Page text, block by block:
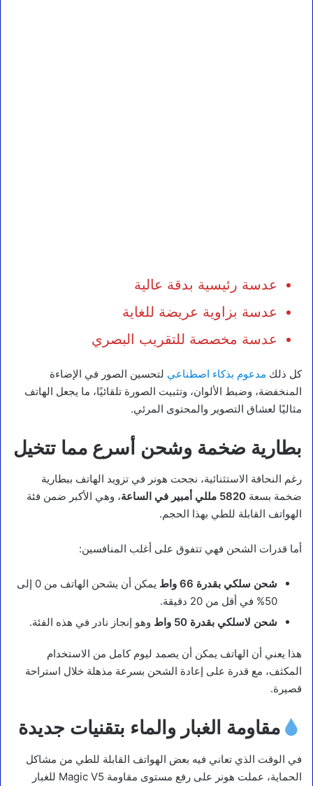
عدسة رئيسية بدقة عالية
عدسة بزاوية عريضة للغاية
عدسة مخصصة للتقريب البصري
كل ذلك مدعوم بذكاء اصطناعي لتحسين الصور في الإضاءة
المنخفضة، وضبط الألوان، وتثبيت الصورة تلقائيًا، ما يجعل الهاتف
مثاليًا لعشاق التصوير والمحتوى المرئي.
بطارية ضخمة وشحن أسرع مما تتخيل
رغم النحافة الاستثنائية، نجحت هونر في تزويد الهاتف ببطارية
ضخمة بسعة 5820 مللي أمبير في الساعة
، وهي الأكبر ضمن فئة
الهواتف القابلة للطي بهذا الحجم.
أما قدرات الشحن فهي تتفوق على أغلب المنافسين:
شحن سلكي بقدرة 66 واط
يمكن أن يشحن الهاتف من 0 إلى
50% في أقل من 20 دقيقة.
شحن لاسلكي بقدرة 50 واط
وهو إنجاز نادر في هذه الفئة.
هذا يعني أن الهاتف يمكن أن يصمد ليوم كامل من الاستخدام
المكثف، مع قدرة على إعادة الشحن بسرعة مذهلة خلال استراحة
قصيرة.
مقاومة الغبار والماء بتقنيات جديدة
في الوقت الذي تعاني فيه بعض الهواتف القابلة للطي من مشاكل
الحماية، عملت هونر على رفع مستوى مقاومة Magic V5 للغبار